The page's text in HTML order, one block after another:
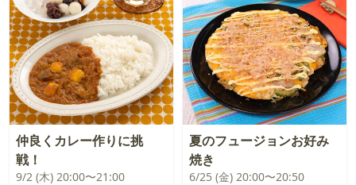
仲良くカレー作りに挑
戦！
9/2 (木) 20:00〜21:00
夏のフュージョンお好み
焼き
6/25 (金) 20:00〜20:50